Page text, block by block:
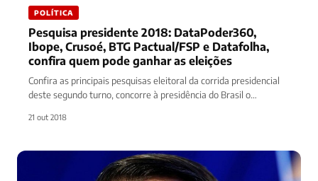
POLÍTICA
Pesquisa presidente 2018: DataPoder360,
Ibope, Crusoé, BTG Pactual/FSP e Datafolha,
confira quem pode ganhar as eleições
Confira as principais pesquisas eleitoral da corrida presidencial
deste segundo turno, concorre à presidência do Brasil o
21 out 2018